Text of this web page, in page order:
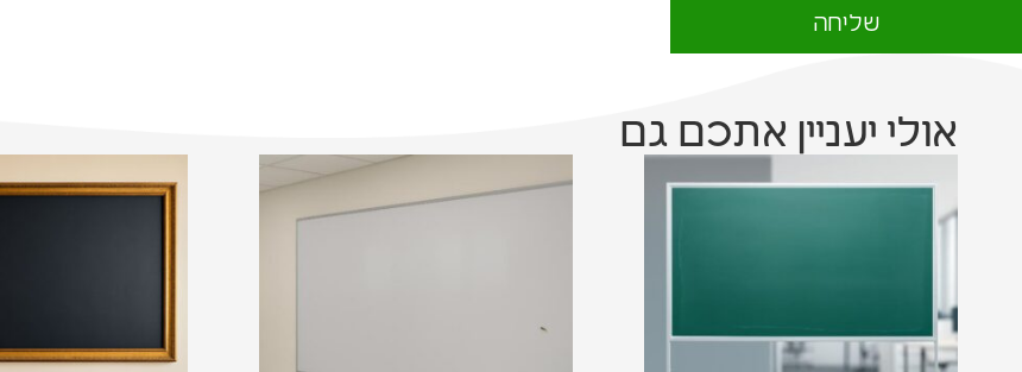
שליחה
אולי יעניין אתכם גם